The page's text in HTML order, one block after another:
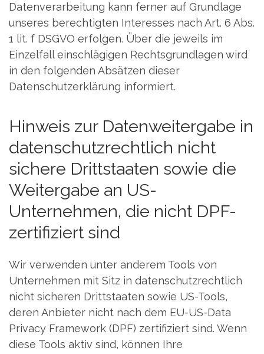
Datenverarbeitung kann ferner auf Grundlage
unseres berechtigten Interesses nach Art. 6 Abs.
1 lit. f DSGVO erfolgen. Über die jeweils im
Einzelfall einschlägigen Rechtsgrundlagen wird
in den folgenden Absätzen dieser
Datenschutzerklärung informiert.
Hinweis zur Datenweitergabe in
datenschutzrechtlich nicht
sichere Drittstaaten sowie die
Weitergabe an US-
Unternehmen, die nicht DPF-
zertifiziert sind
Wir verwenden unter anderem Tools von
Unternehmen mit Sitz in datenschutzrechtlich
nicht sicheren Drittstaaten sowie US-Tools,
deren Anbieter nicht nach dem EU-US-Data
Privacy Framework (DPF) zertifiziert sind. Wenn
diese Tools aktiv sind, können Ihre